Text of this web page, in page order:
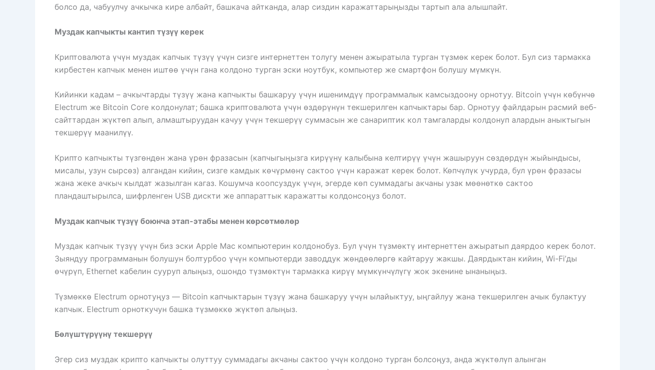
болсо да, чабуулчу ачкычка кире албайт, башкача айтканда, алар сиздин каражаттарыңызды тартып ала алышпайт.
Муздак капчыкты кантип түзүү керек
Криптовалюта үчүн муздак капчык түзүү үчүн сизге интернеттен толугу менен ажыратыла турган түзмөк керек болот. Бул сиз тармакка
кирбестен капчык менен иштөө үчүн гана колдоно турган эски ноутбук, компьютер же смартфон болушу мүмкүн.
Кийинки кадам – ​​ачкычтарды түзүү жана капчыкты башкаруу үчүн ишенимдүү программалык камсыздоону орнотуу. Bitcoin үчүн көбүнчө
Electrum же Bitcoin Core колдонулат; башка криптовалюта үчүн өздөрүнүн текшерилген капчыктары бар. Орнотуу файлдарын расмий веб-
сайттардан жүктөп алып, алмаштыруудан качуу үчүн текшерүү суммасын же санариптик кол тамгаларды колдонуп алардын аныктыгын
текшерүү маанилүү.
Крипто капчыкты түзгөндөн жана үрөн фразасын (капчыгыңызга кирүүнү калыбына келтирүү үчүн жашыруун сөздөрдүн жыйындысы,
мисалы, узун сырсөз) алгандан кийин, сизге камдык көчүрмөнү сактоо үчүн каражат керек болот. Көпчүлүк учурда, бул үрөн фразасы
жана жеке ачкыч кылдат жазылган кагаз. Кошумча коопсуздук үчүн, эгерде көп суммадагы акчаны узак мөөнөткө сактоо
пландаштырылса, шифрленген USB дискти же аппараттык каражатты колдонсоңуз болот.
Муздак капчык түзүү боюнча этап-этабы менен көрсөтмөлөр
Муздак капчык түзүү үчүн биз эски Apple Mac компьютерин колдонобуз. Бул үчүн түзмөктү интернеттен ажыратып даярдоо керек болот.
Зыяндуу программанын болушун болтурбоо үчүн компьютерди заводдук жөндөөлөргө кайтаруу жакшы. Даярдыктан кийин, Wi-Fi’ды
өчүрүп, Ethernet кабелин сууруп алыңыз, ошондо түзмөктүн тармакка кирүү мүмкүнчүлүгү жок экенине ынаныңыз.
Түзмөккө Electrum орнотуңуз — Bitcoin капчыктарын түзүү жана башкаруу үчүн ылайыктуу, ыңгайлуу жана текшерилген ачык булактуу
капчык. Electrum орноткучун башка түзмөккө жүктөп алыңыз.
Бөлүштүрүүнү текшерүү
Эгер сиз муздак крипто капчыкты олуттуу суммадагы акчаны сактоо үчүн колдоно турган болсоңуз, анда жүктөлүп алынган